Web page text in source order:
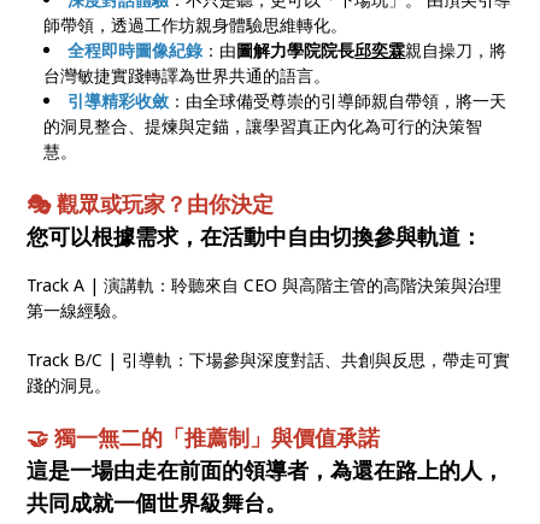
師帶領，透過工作坊親身體驗思維轉化。
全程即時圖像紀錄 ：由圖解力學院院長邱奕霖親自操刀，將
台灣敏捷實踐轉譯為世界共通的語言。
引導精彩收斂 ：由全球備受尊崇的引導師親自帶領，將一天
的洞見整合、提煉與定錨，讓學習真正內化為可行的決策智
慧。
🎭 觀眾或玩家？由你決定
您可以根據需求，在活動中自由切換參與軌道：
Track A | 演講軌：聆聽來自 CEO 與高階主管的高階決策與治理
第一線經驗。
Track B/C | 引導軌：下場參與深度對話、共創與反思，帶走可實
踐的洞見。
🤝 獨一無二的「推薦制」與價值承諾
這是一場由走在前面的領導者，為還在路上的人，
共同成就一個世界級舞台。